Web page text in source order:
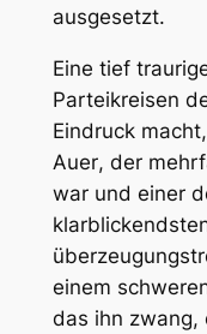
ausgesetzt.
Eine tief
Parteikreisen
Eindruck
Auer, der
war und einer
einem
das ihn zwang,